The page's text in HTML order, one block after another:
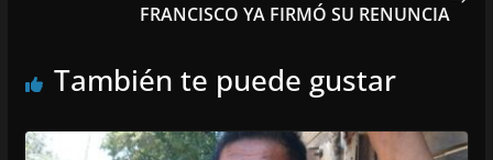
FRANCISCO YA FIRMÓ SU RENUNCIA
También te puede gustar